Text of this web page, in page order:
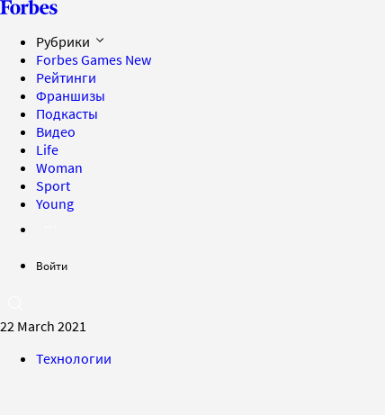
Рубрики
Forbes Games New
Рейтинги
Франшизы
Подкасты
Видео
Life
Woman
Sport
Young
Войти
22 March 2021
Технологии